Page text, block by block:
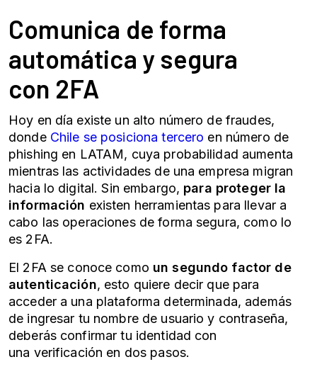
Comunica de forma
automática y segura
con 2FA
Hoy en día existe un alto número de fraudes,
donde Chile se posiciona tercero en número de
phishing en LATAM, cuya probabilidad aumenta
mientras las actividades de una empresa migran
hacia lo digital. Sin embargo, para proteger la
información existen herramientas para llevar a
cabo las operaciones de forma segura, como lo
es 2FA.
El 2FA se conoce como un segundo factor de
autenticación, esto quiere decir que para
acceder a una plataforma determinada, además
de ingresar tu nombre de usuario y contraseña,
deberás confirmar tu identidad con
una verificación en dos pasos.